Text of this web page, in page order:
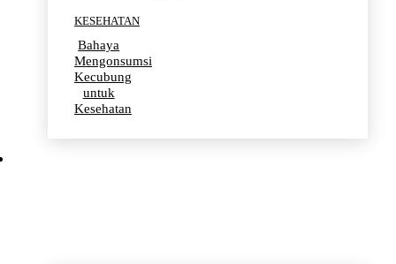
KESEHATAN
Bahaya
Mengonsumsi
Kecubung
untuk
Kesehatan